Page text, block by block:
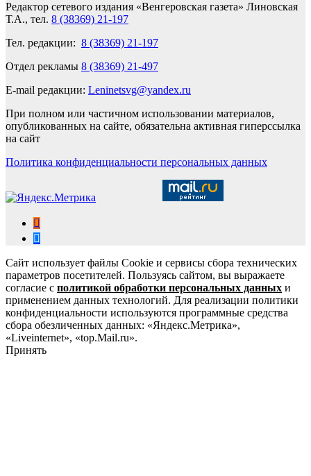
Редактор сетевого издания «Венгеровская газета» Линовская
Т.А., тел. 8 (38369) 21-197
Тел. редакции: 8 (38369) 21-197
Отдел рекламы 8 (38369) 21-497
E-mail редакции: Leninetsvg@yandex.ru
При полном или частичном использовании материалов,
опубликованных на сайте, обязательна активная гиперссылка
на сайт
Политика конфиденциальности персональных данных
Сайт использует файлы Cookie и сервисы сбора технических
параметров посетителей. Пользуясь сайтом, вы выражаете
согласие с политикой обработки персональных данных и
применением данных технологий. Для реализации политики
конфиденциальности используются программные средства
сбора обезличенных данных: «Яндекс.Метрика»,
«Liveinternet», «top.Mail.ru».
Принять